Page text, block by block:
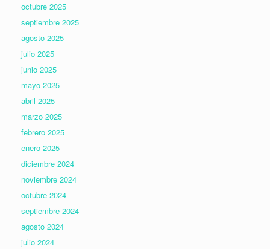
octubre 2025
septiembre 2025
agosto 2025
julio 2025
junio 2025
mayo 2025
abril 2025
marzo 2025
febrero 2025
enero 2025
diciembre 2024
noviembre 2024
octubre 2024
septiembre 2024
agosto 2024
julio 2024